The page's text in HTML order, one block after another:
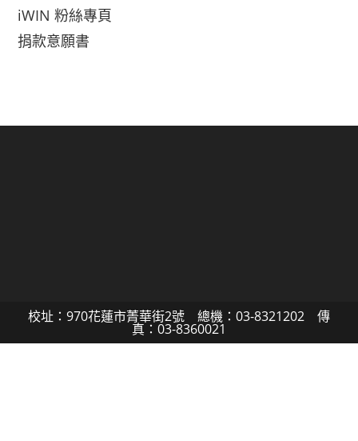
iWIN 粉絲專頁
捐款意願書
校址：970花蓮市菁華街2號 總機：03-8321202 傳
真：03-8360021